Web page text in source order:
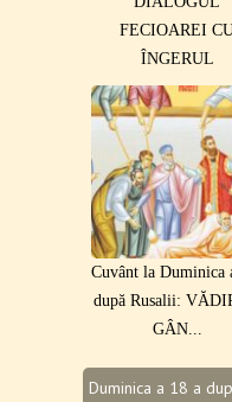
FECIOAREI
ÎNGERUL
Cuvânt la Duminica
după Rusalii:
GÂN...
Duminica a 18 a